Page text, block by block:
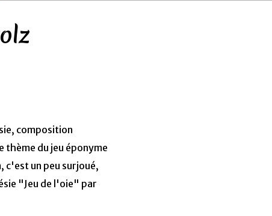
composition
thème du jeu éponyme
c'est un peu surjoué,
"Jeu de l'oie" par